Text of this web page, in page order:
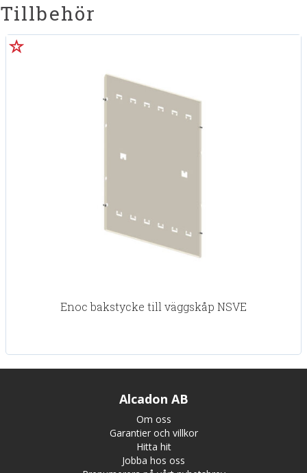
Tillbehör
Enoc bakstycke till väggskåp NSVE
Alcadon AB
Om oss
Garantier och villkor
Hitta hit
Jobba hos oss